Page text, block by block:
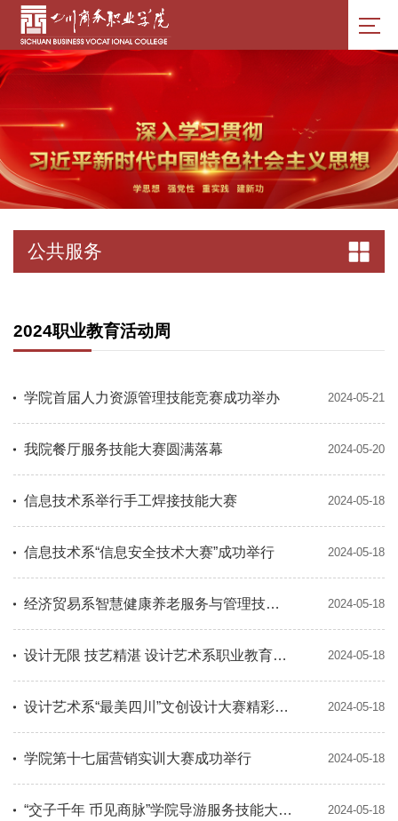
公共服务
2024职业教育活动周
学院首届人力资源管理技能竞赛成功举办 2024-05-21
我院餐厅服务技能大赛圆满落幕 2024-05-20
信息技术系举行手工焊接技能大赛 2024-05-18
信息技术系“信息安全技术大赛”成功举行 2024-05-18
经济贸易系智慧健康养老服务与管理技能大赛暨职业能力展示圆满收官 2024-05-18
设计无限 技艺精湛 设计艺术系职业教育活动周视觉设计大赛 2024-05-18
设计艺术系“最美四川”文创设计大赛精彩纷呈 2024-05-18
学院第十七届营销实训大赛成功举行 2024-05-18
“交子千年 币见商脉”学院导游服务技能大赛圆满落幕 2024-05-18